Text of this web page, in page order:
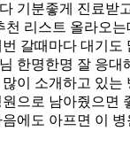
기분좋게 진료받
천 리스트 올라오
갈때마다 대기도
한명한명 잘 응대
이 소개하고 있는
으로 남아줬으면
에도 아프면 이